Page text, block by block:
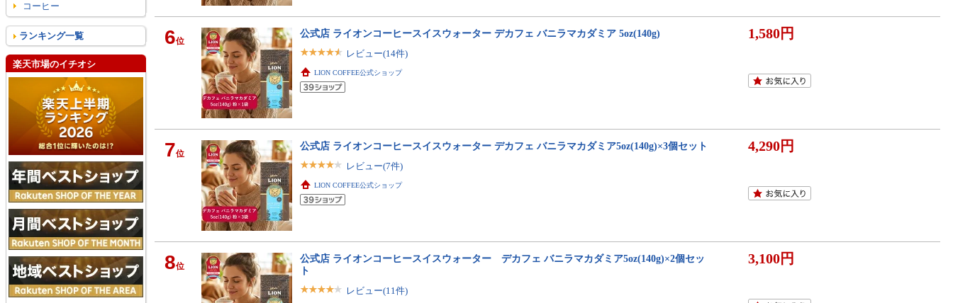
6位
公式店 ライオンコーヒースイスウォーター デカフェ バニラマカダミア 5oz(140g)
レビュー(14件)
LION COFFEE公式ショップ
1,580円
7位
公式店 ライオンコーヒースイスウォーター デカフェ バニラマカダミア5oz(140g)×3個セット
レビュー(7件)
LION COFFEE公式ショップ
4,290円
8位
公式店 ライオンコーヒースイスウォーター デカフェ バニラマカダミア5oz(140g)×2個セッ
ト
レビュー(11件)
3,100円
コーヒー
ランキング一覧
楽天市場のイチオシ